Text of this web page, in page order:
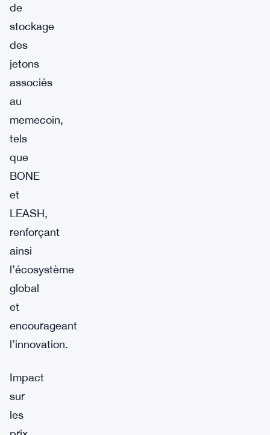
de
stockage
des
jetons
associés
au
memecoin,
tels
que
BONE
et
LEASH,
renforçant
ainsi
l’écosystème
global
et
encourageant
l’innovation.
Impact
sur
les